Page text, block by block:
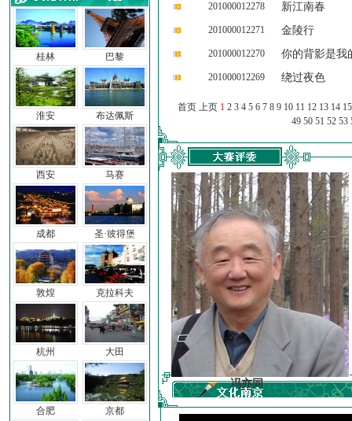
桂林
淮安
西安
成都
敦煌
杭州
合肥
巴黎
布达佩斯
马赛
圣·彼得堡
克拉科夫
大田
京都
201000012278 新江南春
201000012271 金陵行
201000012270 你的背影是我
201000012269 绕过夜色
首页 上页 1 2 3 4 5 6 7 8 9 10 11 12 13 14 15
49 50 51 52 53
子 冯亦同